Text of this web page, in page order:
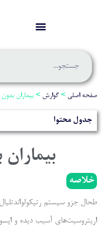
صفحه اصلی > گوارش > بیماران
جدول محتوا
خلاصه
طحال جزو سیستم
اریتروسیت‌های آسیب دیده و